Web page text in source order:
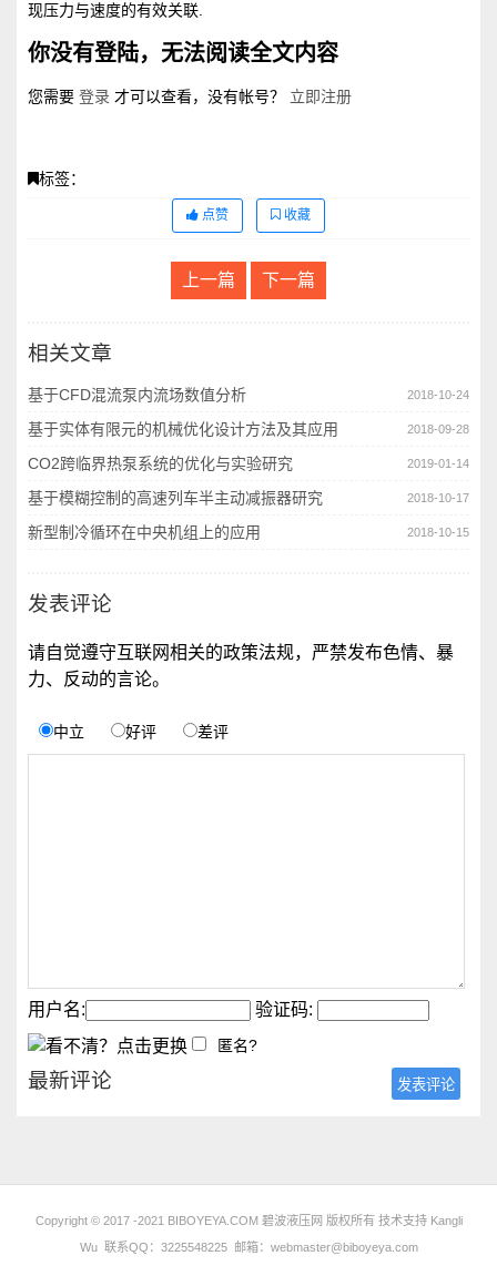
现压力与速度的有效关联.
你没有登陆，无法阅读全文内容
您需要 登录 才可以查看，没有帐号？ 立即注册
标签：
点赞 收藏
上一篇 下一篇
相关文章
2018-10-24
基于CFD混流泵内流场数值分析
2018-09-28
基于实体有限元的机械优化设计方法及其应用
2019-01-14
CO2跨临界热泵系统的优化与实验研究
2018-10-17
基于模糊控制的高速列车半主动减振器研究
2018-10-15
新型制冷循环在中央机组上的应用
发表评论
请自觉遵守互联网相关的政策法规，严禁发布色情、暴
力、反动的言论。
中立 好评 差评
用户名: 验证码:
匿名?
发表评论
最新评论
Copyright © 2017 -2021 BIBOYEYA.COM 碧波液压网 版权所有 技术支持 Kangli
Wu联系QQ：3225548225 邮箱：webmaster@biboyeya.com